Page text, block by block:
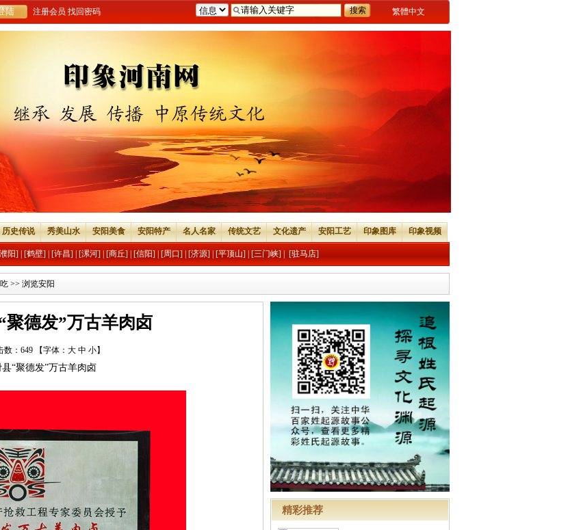
繁體中文
注册会员 找回密码
历史传说 秀美山水 安阳美食 安阳特产 名人名家 传统文艺 文化遗产 安阳工艺 印象图库 印象视频
阳] [鹤壁] [许昌] [漯河] [商丘] [信阳] [周口] [济源] [平顶山] [三门峡] [驻马店]
>> 浏览安阳
精彩推荐
聚德发”万古羊肉卤
数： 649 【字体： 大 中 小】